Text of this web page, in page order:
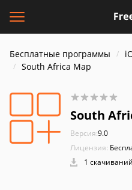
Бесплатные программы
South Africa Map
South
Версия:9.0
Лицензия:
1 скачиваний